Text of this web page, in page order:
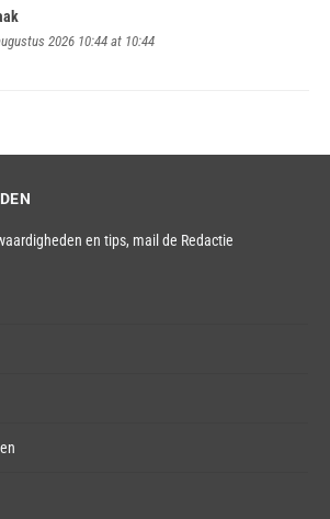
2026 10:44 at 10:44
en tips, mail de Redactie